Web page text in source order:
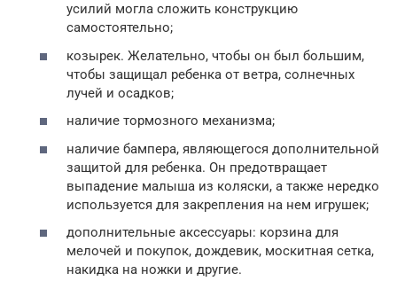
усилий могла сложить конструкцию
самостоятельно;
козырек. Желательно, чтобы он был большим,
чтобы защищал ребенка от ветра, солнечных
лучей и осадков;
наличие тормозного механизма;
наличие бампера, являющегося дополнительной
защитой для ребенка. Он предотвращает
выпадение малыша из коляски, а также нередко
используется для закрепления на нем игрушек;
дополнительные аксессуары: корзина для
мелочей и покупок, дождевик, москитная сетка,
накидка на ножки и другие.